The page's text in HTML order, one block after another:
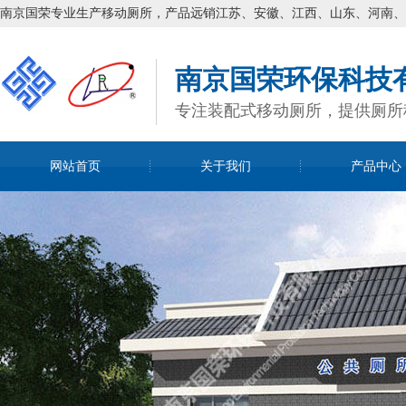
南京国荣专业生产移动厕所，产品远销江苏、安徽、江西、山东、河南
南京国荣环保科技
专注装配式移动厕所，提供厕
网站首页 关于我们 产品中心